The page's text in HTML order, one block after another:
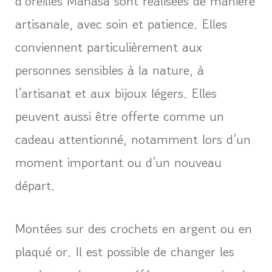
artisanale, avec soin et patience. Elles
conviennent particulièrement aux
personnes sensibles à la nature, à
l’artisanat et aux bijoux légers. Elles
peuvent aussi être offerte comme un
cadeau attentionné, notamment lors d’un
moment important ou d’un nouveau
départ.
Montées sur des crochets en argent ou en
plaqué or. Il est possible de changer les